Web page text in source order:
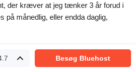
der kræver at jeg tænker 3 år forud i
på månedlig, eller endda daglig,
at Bluehost har ret mange
De har sparet dig for besværet med
Besøg Bluehost